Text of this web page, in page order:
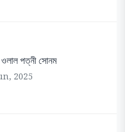
পত্নী সোনম
2025